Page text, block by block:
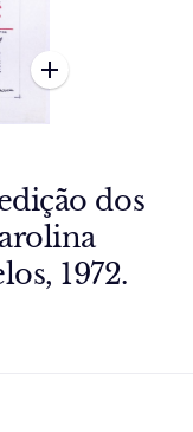
dos
1972.